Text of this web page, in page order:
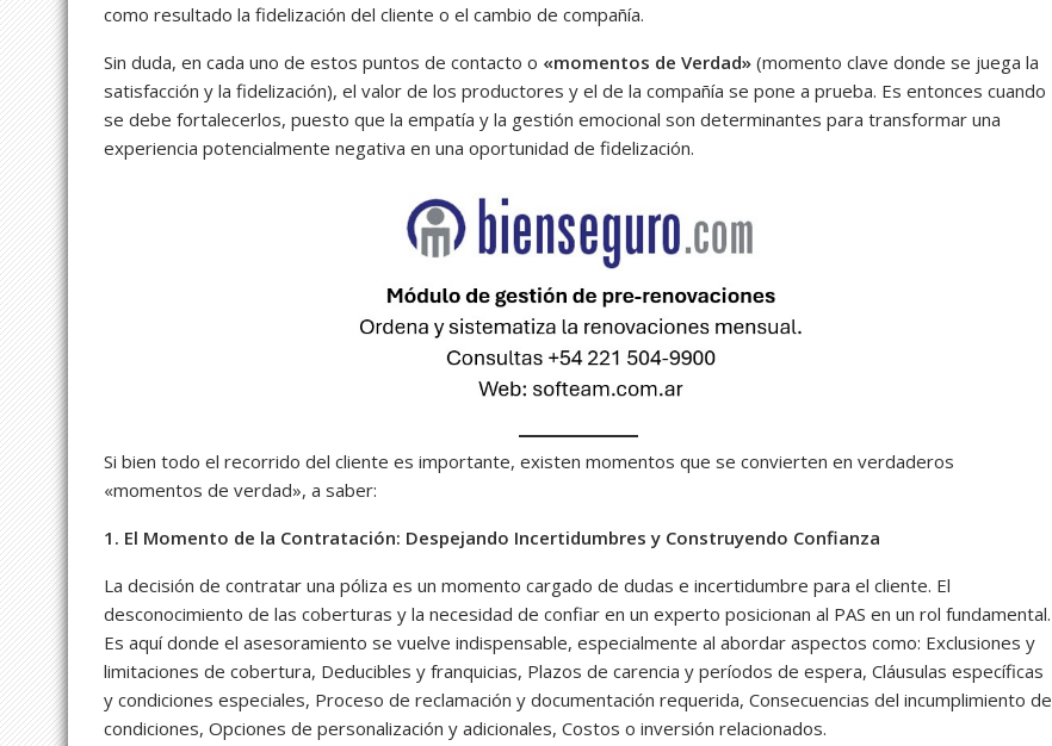
como resultado la fidelización del cliente o el cambio de compañía.
Sin duda, en cada uno de estos puntos de contacto o «momentos de Verdad» (momento clave donde se juega la
satisfacción y la fidelización), el valor de los productores y el de la compañía se pone a prueba. Es entonces cuando
se debe fortalecerlos, puesto que la empatía y la gestión emocional son determinantes para transformar una
experiencia potencialmente negativa en una oportunidad de fidelización.
Si bien todo el recorrido del cliente es importante, existen momentos que se convierten en verdaderos
«momentos de verdad», a saber:
1. El Momento de la Contratación: Despejando Incertidumbres y Construyendo Confianza
La decisión de contratar una póliza es un momento cargado de dudas e incertidumbre para el cliente. El
desconocimiento de las coberturas y la necesidad de confiar en un experto posicionan al PAS en un rol fundamental.
Es aquí donde el asesoramiento se vuelve indispensable, especialmente al abordar aspectos como: Exclusiones y
limitaciones de cobertura, Deducibles y franquicias, Plazos de carencia y períodos de espera, Cláusulas específicas
y condiciones especiales, Proceso de reclamación y documentación requerida, Consecuencias del incumplimiento de
condiciones, Opciones de personalización y adicionales, Costos o inversión relacionados.